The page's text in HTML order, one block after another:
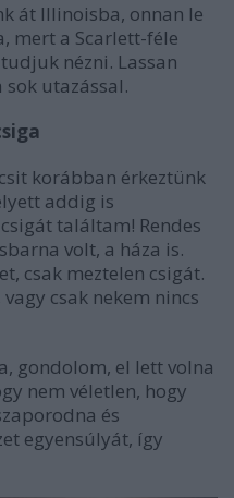
át Illinoisba, onnan le
mert a Scarlett-féle
nézni. Lassan
sok utazással.
korábban érkeztünk
addig is
találtam! Rendes
volt, a háza is.
csak meztelen csigát.
csak nekem nincs
gondolom, el lett volna
nem véletlen, hogy
és
egyensúlyát, így